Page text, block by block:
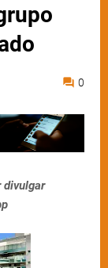
0
divulgar